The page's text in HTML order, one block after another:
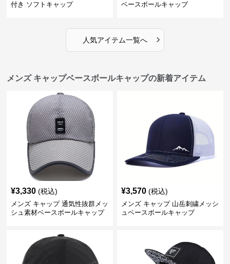
付き ソフトキャップ
ベースボールキャップ
人気アイテム一覧へ ›
メンズ キャップベースボールキャップの新着アイテム
¥3,330 (税込)
メンズ キャップ 通気性抜群メッ
シュ素材ベースボールキャップ
¥3,570 (税込)
メンズ キャップ 山岳刺繍メッシ
ュベースボールキャップ